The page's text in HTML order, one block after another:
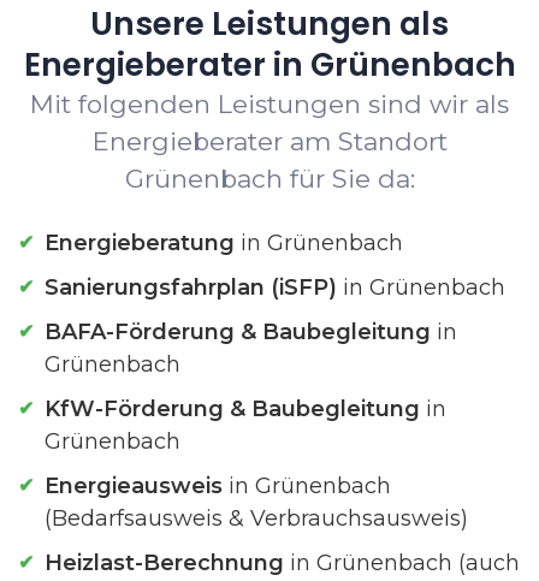
Unsere Leistungen als
Energieberater in Grünenbach
Mit folgenden Leistungen sind wir als
Energieberater am Standort
Grünenbach für Sie da:
Energieberatung in Grünenbach
Sanierungsfahrplan (iSFP) in Grünenbach
BAFA-Förderung & Baubegleitung in
Grünenbach
KfW-Förderung & Baubegleitung in
Grünenbach
Energieausweis in Grünenbach
(Bedarfsausweis & Verbrauchsausweis)
Heizlast-Berechnung in Grünenbach (auch